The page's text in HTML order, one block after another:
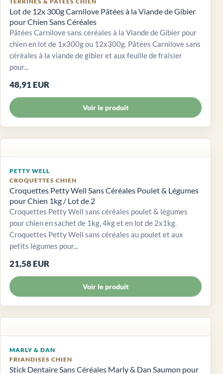
Lot de 12x 300g Carnilove Pâtées à la Viande de Gibier
pour Chien Sans Céréales
Pâtées Carnilove sans céréales à la Viande de Gibier pour
chien en lot de 1x300g ou 12x300g. Pâtées Carnilove sans
céréales à la viande de gibier et aux feuille de fraisier
pour...
48,91 EUR
Voir le produit
PETTY WELL
CROQUETTES CHIEN
Croquettes Petty Well Sans Céréales Poulet & Légumes
pour Chien 1kg / Lot de 2
Croquettes Petty Well sans céréales poulet & légumes
pour chien en sachet de 1kg, 4kg et en lot de 2x1kg.
Croquettes Petty Well sans céréales au poulet et aux
petits légumes pour...
21,58 EUR
Voir le produit
MARLY & DAN
FRIANDISES CHIEN
Stick Dentaire Sans Céréales Marly & Dan Saumon pour